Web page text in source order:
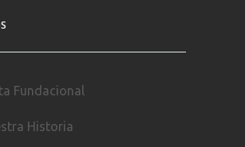
Fundacional
Historia